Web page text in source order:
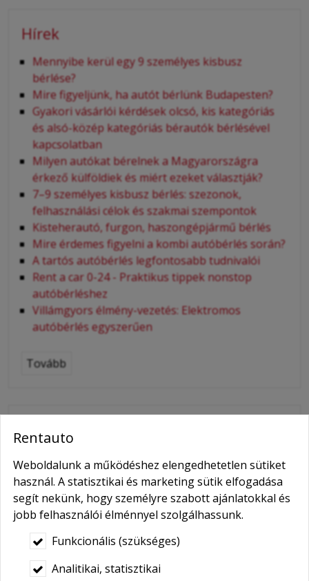
Hírek
Mennyibe kerül egy 9 személyes kisbusz
bérlése?
Mire figyeljünk, ha autót bérlünk Budapesten?
Gyakori vásárlói kérdések olcsó, kis kategóriás
és alsó-közép kategóriás bérautók bérlésével
kapcsolatban
Milyen autókat bérelnek a Magyarországra
érkező külföldiek és miért ezeket választják?
7–9 személyes kisbusz bérlés: szezonok,
felhasználási célok és szakmai szempontok
Kisteherautó, furgon, haszongépjármű bérlés
Mire érdemes figyelni a kombi autóbérlés során?
A tartós autóbérlés legfontosabb tudnivalói
Rent a car 0-24 - Praktikus tippek nonstop
autóbérléshez
Villámgyors élmény-vezetés: Elektromos
autóbérlés egyszerűen
Tovább
Üzenetküldés
-
Név*
E-mail*
Telefonszám
Rentauto
Weboldalunk a működéshez elengedhetetlen sütiket
használ. A statisztikai és marketing sütik elfogadása
segít nekünk, hogy személyre szabott ajánlatokkal és
jobb felhasználói élménnyel szolgálhassunk.
Funkcionális (szükséges)
Analitikai, statisztikai